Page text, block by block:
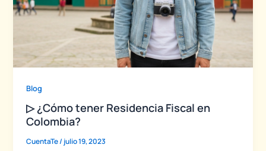
Blog
▷ ¿Cómo tener Residencia Fiscal en
Colombia?
CuentaTe/ julio 19, 2023